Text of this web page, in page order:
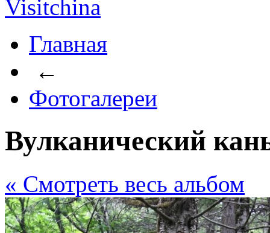
Главная
←
Фотогалереи
Вулканический
« Cмотреть весь альбом